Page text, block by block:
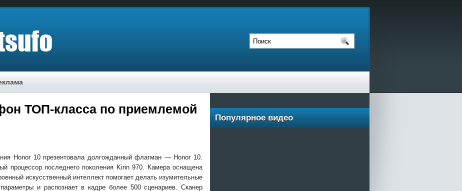
ТОП-класса по приемлемой
Honor 10 презентовала долгожданный флагман — Honor 10.
процессор последнего поколения Kirin 970. Камера оснащена
искусственный интеллект помогает делать изумительные
и распознает в кадре более 500 сценариев. Сканер
Популярное видео